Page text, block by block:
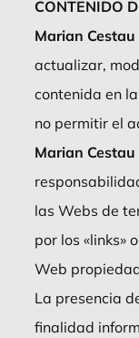
CONTENIDO
Marian
actualizar,
contenida en
no permitir el
Marian
las Webs de
por los «links»
Web
La presencia
finalidad